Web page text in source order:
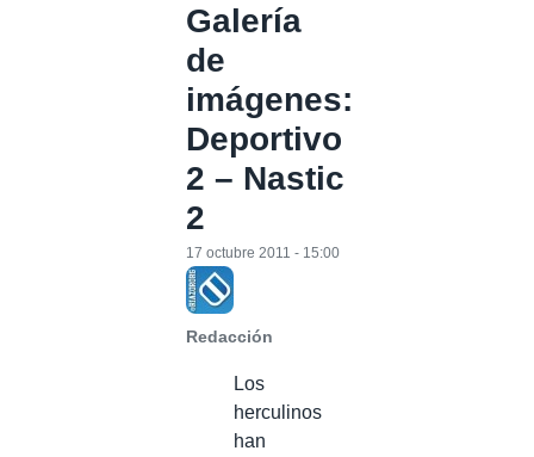
Galería
de
imágenes:
Deportivo
2 – Nastic
2
Redacción
17 octubre 2011 - 15:00
Los
herculinos
han